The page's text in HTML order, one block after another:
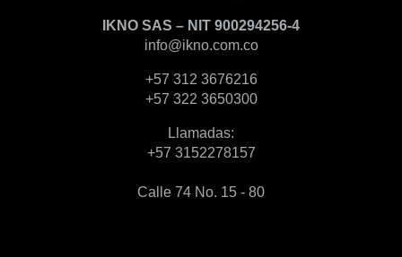
IKNO SAS – NIT 900294256-4
info@ikno.com.co
+57 312 3676216
+57 322 3650300
Llamadas:
+57 3152278157
Calle 74 No. 15 - 80